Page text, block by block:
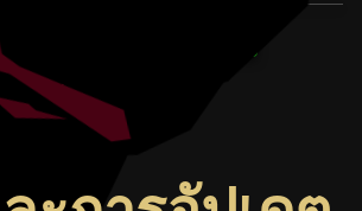
ย่าง